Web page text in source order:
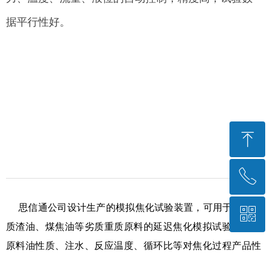
据平行性好。
思信通公司设计生产的模拟焦化试验装置，可用于各种劣
质渣油、煤焦油等劣质重质原料的延迟焦化模拟试验，考察
原料油性质、注水、反应温度、循环比等对焦化过程产品性
ꁸ
回到顶部
ꂅ
010-82398990
ꀥ
微信二维码